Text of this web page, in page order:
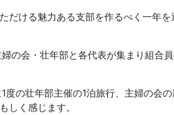
ける魅力ある支部を作るべく一年
の会・壮年部と各代表が集まり組合
の壮年部主催の1泊旅行、主婦の会
しく感じます。